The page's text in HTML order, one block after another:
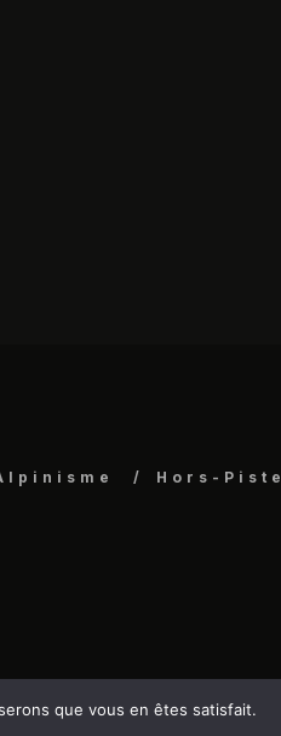
Hors-Piste
que vous en êtes satisfait.